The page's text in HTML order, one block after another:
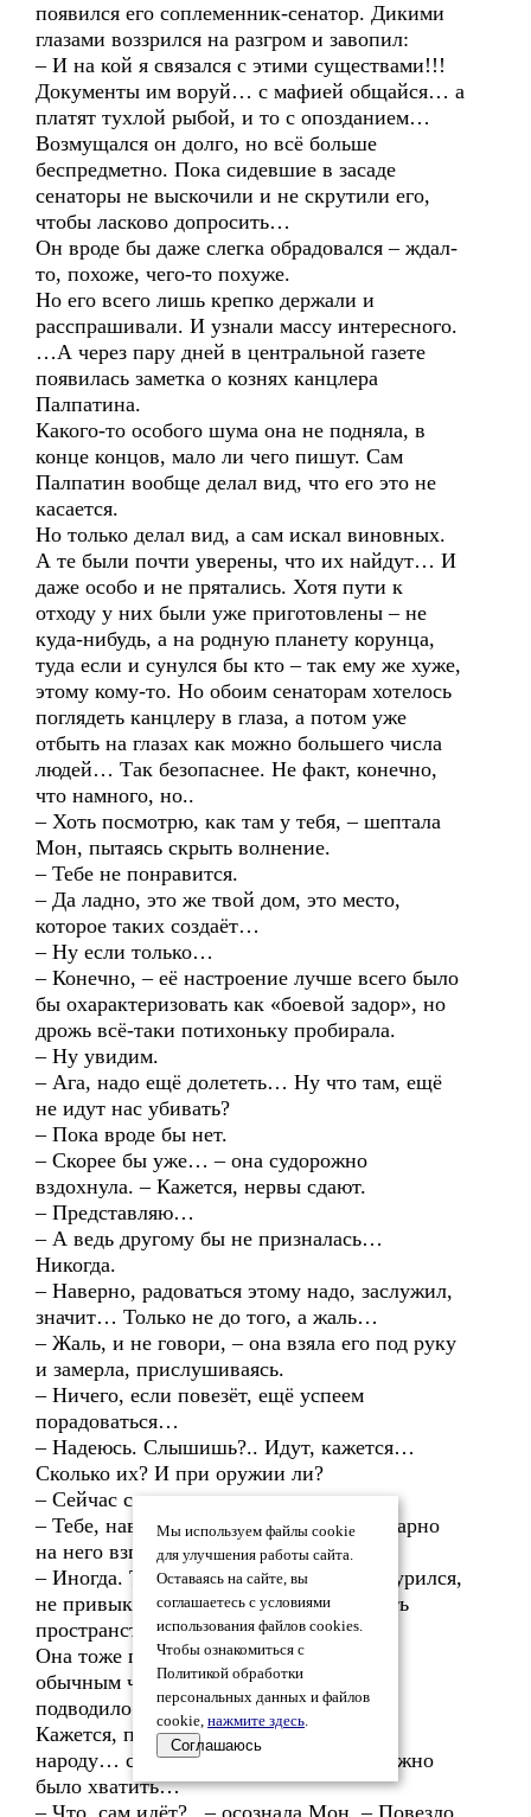
появился его соплеменник-сенатор. Дикими
глазами воззрился на разгром и завопил:
– И на кой я связался с этими существами!!!
Документы им воруй… с мафией общайся… а
платят тухлой рыбой, и то с опозданием…
Возмущался он долго, но всё больше
беспредметно. Пока сидевшие в засаде
сенаторы не выскочили и не скрутили его,
чтобы ласково допросить…
Он вроде бы даже слегка обрадовался – ждал-
то, похоже, чего-то похуже.
Но его всего лишь крепко держали и
расспрашивали. И узнали массу интересного.
…А через пару дней в центральной газете
появилась заметка о кознях канцлера
Палпатина.
Какого-то особого шума она не подняла, в
конце концов, мало ли чего пишут. Сам
Палпатин вообще делал вид, что его это не
касается.
Но только делал вид, а сам искал виновных.
А те были почти уверены, что их найдут… И
даже особо и не прятались. Хотя пути к
отходу у них были уже приготовлены – не
куда-нибудь, а на родную планету корунца,
туда если и сунулся бы кто – так ему же хуже,
этому кому-то. Но обоим сенаторам хотелось
поглядеть канцлеру в глаза, а потом уже
отбыть на глазах как можно большего числа
людей… Так безопаснее. Не факт, конечно,
что намного, но..
– Хоть посмотрю, как там у тебя, – шептала
Мон, пытаясь скрыть волнение.
– Тебе не понравится.
– Да ладно, это же твой дом, это место,
которое таких создаёт…
– Ну если только…
– Конечно, – её настроение лучше всего было
бы охарактеризовать как «боевой задор», но
дрожь всё-таки потихоньку пробирала.
– Ну увидим.
– Ага, надо ещё долететь… Ну что там, ещё
не идут нас убивать?
– Пока вроде бы нет.
– Скорее бы уже… – она судорожно
вздохнула. – Кажется, нервы сдают.
– Представляю…
– А ведь другому бы не призналась…
Никогда.
– Наверно, радоваться этому надо, заслужил,
значит… Только не до того, а жаль…
– Жаль, и не говори, – она взяла его под руку
и замерла, прислушиваясь.
– Ничего, если повезёт, ещё успеем
порадоваться…
– Надеюсь. Слышишь?.. Идут, кажется…
Сколько их? И при оружии ли?
– Сейчас скажу.
– Тебе, наверно, виднее… – она благодарно
на него взглянула.
– Иногда. Так, ладно, – он слегка нахмурился,
не привык всё-таки вот так сканировать
пространство.
Она тоже прислушалась. Хоть и была
обычным человеком, но чутьё редко её
подводило.
Кажется, приближалось не так и много
народу… совсем немного, но этого должно
было хватить…
– Что, сам идёт?.. – осознала Мон. – Повезло,
Мы используем файлы cookie
для улучшения работы сайта.
Оставаясь на сайте, вы
соглашаетесь с условиями
использования файлов cookies.
Чтобы ознакомиться с
Политикой обработки
персональных данных и файлов
cookie, нажмите здесь.
Соглашаюсь